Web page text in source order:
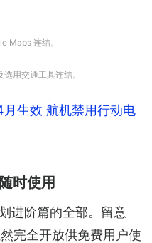
Maps 连结。
用交通工具连结。
生效 航机禁用行动电
时使用
进阶篇的全部。留意
完全开放供免费用户使